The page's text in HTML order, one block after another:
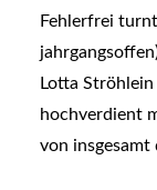
Fehlerfrei
Lotta
hochverdient
von insgesamt